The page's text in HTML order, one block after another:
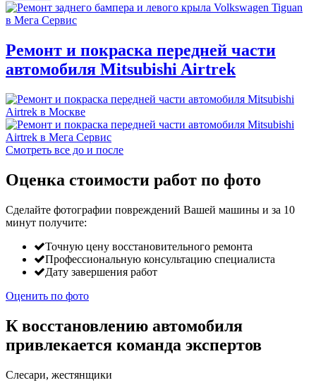
Ремонт и покраска передней части
автомобиля Mitsubishi Airtrek
Смотреть все до и после
Оценка стоимости работ по фото
Сделайте фотографии повреждений Вашей машины и за 10
минут получите:
Точную цену восстановительного ремонта
Профессиональную консультацию специалиста
Дату завершения работ
Оценить по фото
К восстановлению автомобиля
привлекается команда экспертов
Слесари, жестянщики